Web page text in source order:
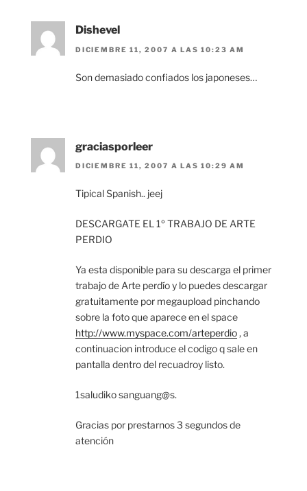
Dishevel
DICIEMBRE 11, 2007 A LAS 10:23 AM
Son demasiado confiados los japoneses…
graciasporleer
DICIEMBRE 11, 2007 A LAS 10:29 AM
Tipical Spanish.. jeej
DESCARGATE EL 1º TRABAJO DE ARTE
PERDIO
Ya esta disponible para su descarga el primer
trabajo de Arte perdío y lo puedes descargar
gratuitamente por megaupload pinchando
sobre la foto que aparece en el space
http://www.myspace.com/arteperdio, a
continuacion introduce el codigo q sale en
pantalla dentro del recuadroy listo.
1saludiko sanguang@s.
Gracias por prestarnos 3 segundos de
atención